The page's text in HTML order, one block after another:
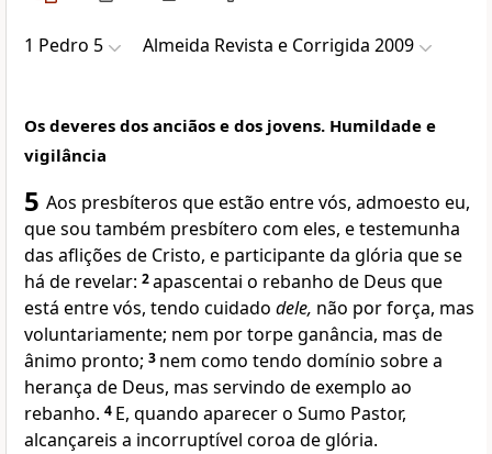
1 Pedro 5 Almeida Revista e Corrigida 2009
Os deveres dos anciãos e dos jovens. Humildade e
vigilância
5 Aos presbíteros que estão entre vós, admoesto eu,
que sou também presbítero com eles, e testemunha
das aflições de Cristo, e participante da glória que se
há de revelar: 2apascentai o rebanho de Deus que
está entre vós, tendo cuidado dele, não por força, mas
voluntariamente; nem por torpe ganância, mas de
ânimo pronto; 3 nem como tendo domínio sobre a
herança de Deus, mas servindo de exemplo ao
rebanho. 4 E, quando aparecer o Sumo Pastor,
alcançareis a incorruptível coroa de glória.